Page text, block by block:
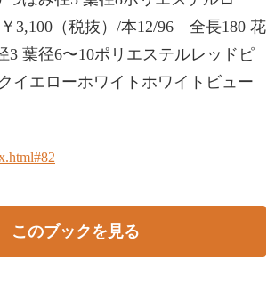
3,100（税抜）/本12/96 全長180 花
3 葉径6〜10ポリエステルレッドピ
イエローホワイトホワイトビュー
このブックを見る